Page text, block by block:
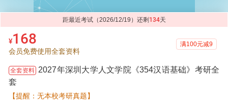
距最近考试（2026/12/19）还剩 134天
¥168
会员免费使用全套资料
满100元减9
全套资料 2027年深圳大学人文学院《354汉语基础》考研全
套
【提醒：无本校考研真题】